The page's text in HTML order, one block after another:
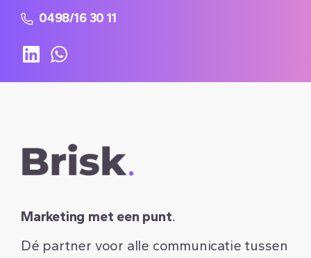
0498/16 30 11
Marketing met een punt.
Dé partner voor alle communicatie tussen